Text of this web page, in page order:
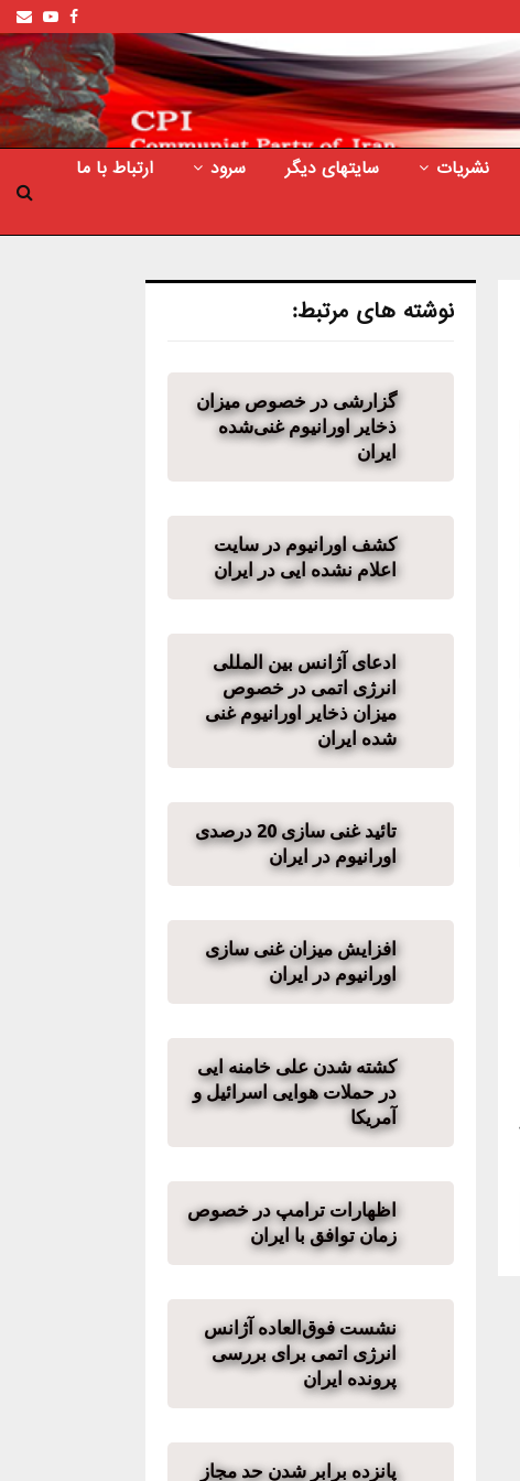
Facebook
نشریات سایتهای دیگر سرود
ارتباط با ما
نوشته های مرتبط:
گزارشی در خصوص میزان
ذخایر اورانیوم غنی‌شده
ایران
کشف اورانیوم در سایت
اعلام نشده ایی در ایران
ادعای آژانس بین المللی
انرژی اتمی در خصوص
میزان ذخایر اورانیوم غنی
شده ایران
تائید غنی سازی 20 درصدی
اورانیوم در ایران
افزایش میزان غنی سازی
اورانیوم در ایران
کشته شدن علی خامنه ایی
در حملات هوایی اسرائیل و
آمریکا
اظهارات ترامپ در خصوص
زمان توافق با ایران
نشست فوق‌العاده آژانس
انرژی اتمی برای بررسی
پرونده ایران
پانزده برابر شدن حد مجاز